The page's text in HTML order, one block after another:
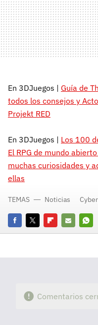
En 3DJuegos | Guía de
todos los consejos y
Projekt RED
En 3DJuegos | Los 100
El RPG de mundo
muchas curiosidades y
ellas
FacebookTwitterFlipboard
E-
TEMAS Noticias
Comentarios